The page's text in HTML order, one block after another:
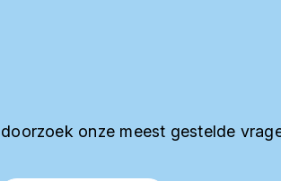
onze meest gestelde